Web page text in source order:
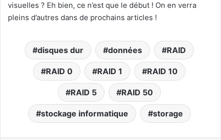
visuelles ? Eh bien, ce n’est que le début ! On en verra
pleins d’autres dans de prochains articles !
disques dur données RAID
RAID 0 RAID 1 RAID 10
RAID 5 RAID 50
stockage informatique storage